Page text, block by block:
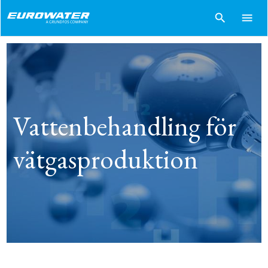
search menu
Vattenbehandling för
vätgasproduktion